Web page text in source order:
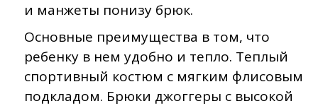
и манжеты понизу брюк.
Основные преимущества в том, что
ребенку в нем удобно и тепло. Теплый
спортивный костюм с мягким флисовым
подкладом. Брюки джоггеры с высокой